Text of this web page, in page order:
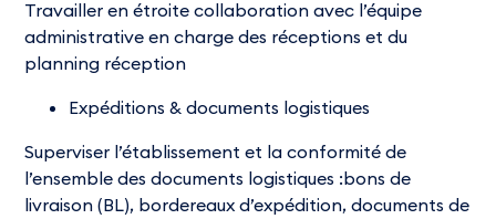
Travailler en étroite collaboration avec l’équipe
administrative en charge des réceptions et du
planning réception
Expéditions & documents logistiques
Superviser l’établissement et la conformité de
l’ensemble des documents logistiques :bons de
livraison (BL), bordereaux d’expédition, documents de